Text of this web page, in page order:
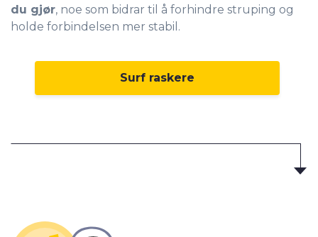
du gjør, noe som bidrar til å forhindre struping og
holde forbindelsen mer stabil.
Surf raskere